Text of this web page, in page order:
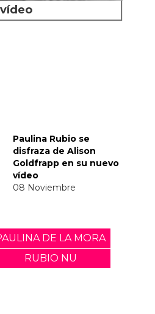
Paulina Rubio se
disfraza de Alison
Goldfrapp en su nuevo
vídeo
08 Noviembre
DE LA MORA
RUBIO NU